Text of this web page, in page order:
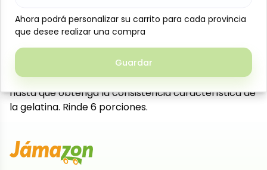
Vierta el contenido del paquete en un recipiente y
añada 1 taza (250 ml) de agua hirviendo. Revuelva
hasta que se disuelva por completo. Agregue 1 taza
(250 ml) de agua fría. Luego deposite en un
recipiente o molde y coloque en el refrigerador
hasta que obtenga la consistencia característica de
la gelatina. Rinde 6 porciones.
Ahora podrá personalizar su carrito para cada provincia
que desee realizar una compra
Guardar
Ahora podrá personalizar su carrito para cada provincia
que desee realizar una compra
Guardar